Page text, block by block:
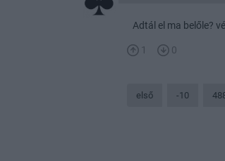
Adtál el ma belőle?
1 0
első -10